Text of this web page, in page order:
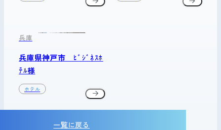
兵庫
兵庫県神戸市 ﾋﾞｼﾞﾈｽﾎ
ﾃﾙ様
ホテル
一覧に戻る